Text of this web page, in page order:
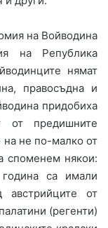
на Войводина
на Република
нямат
правосъдна и
придобиха
от предишните
не по-малко от
споменем някои:
са имали
австрийците от
(регенти)